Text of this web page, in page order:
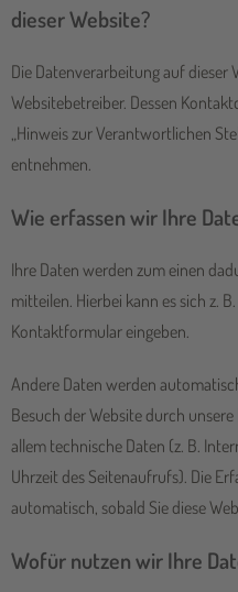
dieser Website?
Die Datenverarbeitung auf dieser
Websitebetreiber. Dessen
„Hinweis zur Verantwortlichen
entnehmen.
Wie erfassen wir Ihre
Ihre Daten werden zum einen
mitteilen. Hierbei kann es sich z.
Kontaktformular eingeben.
Andere Daten werden
Besuch der Website durch
allem technische Daten (z. B.
Uhrzeit des Seitenaufrufs). Die
automatisch, sobald Sie diese
Wofür nutzen wir Ihre